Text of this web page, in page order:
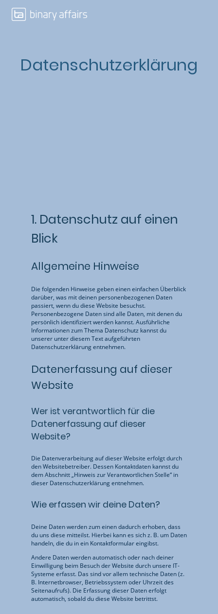
Datenschutzerklärung
1. Datenschutz auf einen
Blick
Allgemeine Hinweise
Die folgenden Hinweise geben einen einfachen Überblick
darüber, was mit deinen personenbezogenen Daten
passiert, wenn du diese Website besuchst.
Personenbezogene Daten sind alle Daten, mit denen du
persönlich identifiziert werden kannst. Ausführliche
Informationen zum Thema Datenschutz kannst du
unserer unter diesem Text aufgeführten
Datenschutzerklärung entnehmen.
Datenerfassung auf dieser
Website
Wer ist verantwortlich für die
Datenerfassung auf dieser
Website?
Die Datenverarbeitung auf dieser Website erfolgt durch
den Websitebetreiber. Dessen Kontaktdaten kannst du
dem Abschnitt „Hinweis zur Verantwortlichen Stelle“ in
dieser Datenschutzerklärung entnehmen.
Wie erfassen wir deine Daten?
Deine Daten werden zum einen dadurch erhoben, dass
du uns diese mitteilst. Hierbei kann es sich z. B. um Daten
handeln, die du in ein Kontaktformular eingibst.
Andere Daten werden automatisch oder nach deiner
Einwilligung beim Besuch der Website durch unsere IT-
Systeme erfasst. Das sind vor allem technische Daten (z.
B. Internetbrowser, Betriebssystem oder Uhrzeit des
Seitenaufrufs). Die Erfassung dieser Daten erfolgt
automatisch, sobald du diese Website betrittst.